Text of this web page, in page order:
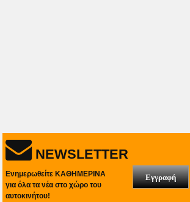
NEWSLETTER
Ενημερωθείτε ΚΑΘΗΜΕΡΙΝΑ
για όλα τα νέα στο χώρο του
αυτοκινήτου!
Εγγραφή